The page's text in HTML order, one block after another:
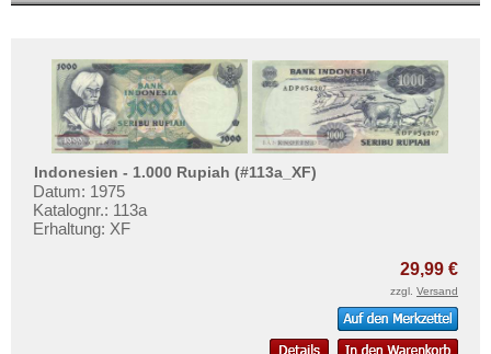
Taiwan
Thailand
Timor
Turkmenistan
Usbekistan
Vereinigte Arabische Emirate
Indonesien - 1.000 Rupiah (#113a_XF)
Datum: 1975
Katalognr.: 113a
Erhaltung: XF
29,99 €
zzgl. Versand